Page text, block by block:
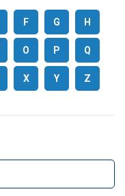
F G H
O P Q
X Y Z